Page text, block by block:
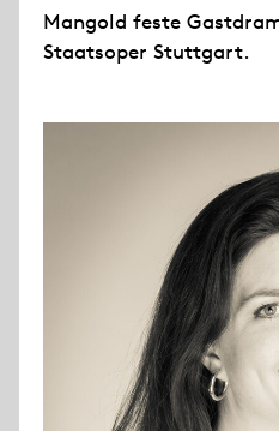
Mangold feste
Staatsoper Stuttgart.